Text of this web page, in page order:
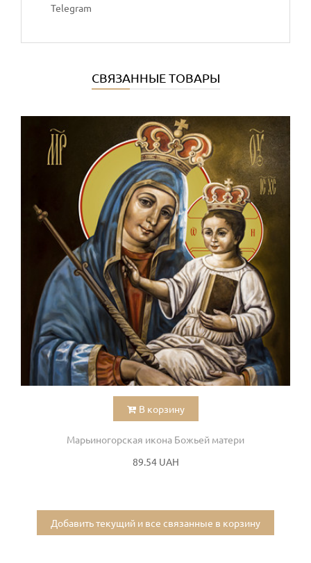
Telegram
СВЯЗАННЫЕ ТОВАРЫ
В корзину
Марьиногорская икона Божьей матери
89.54 UAH
Добавить текущий и все связанные в корзину